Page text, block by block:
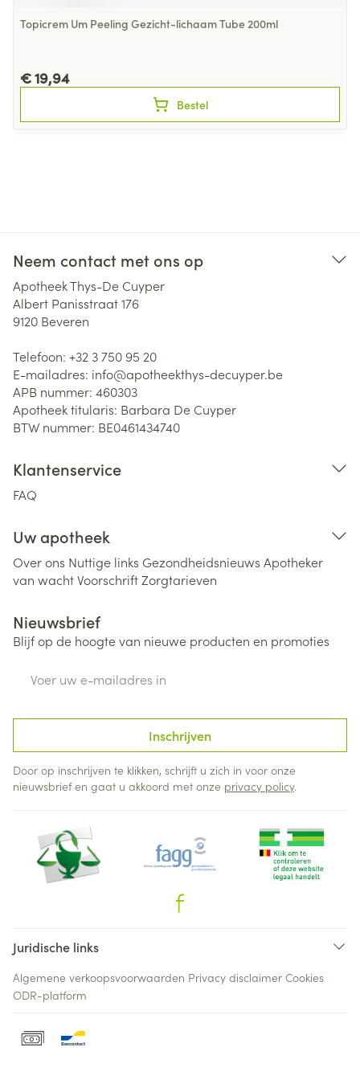
Topicrem Um Peeling Gezicht-lichaam Tube 200ml
€ 19,94
Bestel
Neem contact met ons op
Apotheek Thys-De Cuyper
Albert Panisstraat 176
9120 Beveren
Telefoon: +32 3 750 95 20
E-mailadres: info@apotheekthys-decuyper.be
APB nummer: 460303
Apotheek titularis: Barbara De Cuyper
BTW nummer: BE0461434740
Klantenservice
FAQ
Uw apotheek
Over ons Nuttige links Gezondheidsnieuws Apotheker
van wachtVoorschriftZorgtarieven
Nieuwsbrief
Blijf op de hoogte van nieuwe producten en promoties
Inschrijven
Door op inschrijven te klikken, schrijft u zich in voor onze
nieuwsbrief en gaat u akkoord met onze privacy policy.
Juridische links
Algemene verkoopsvoorwaarden Privacy disclaimer Cookies
ODR-platform